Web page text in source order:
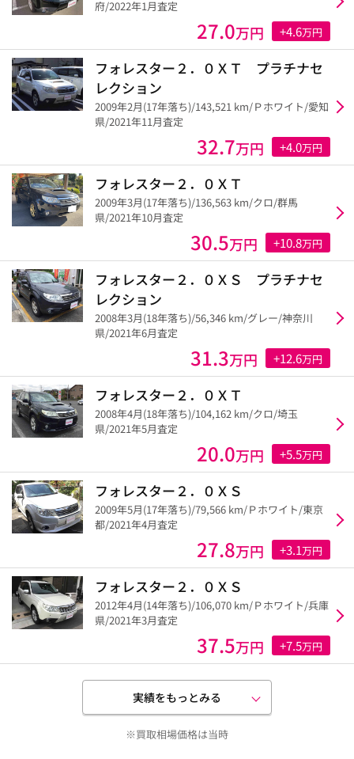
府/2022年1月査定
27.0万円 +4.6万円
フォレスター２．０ＸＴ プラチナセ
レクション
2009年2月(17年落ち)/143,521 km/Ｐホワイト/愛知
県/2021年11月査定
32.7万円 +4.0万円
フォレスター２．０ＸＴ
2009年3月(17年落ち)/136,563 km/クロ/群馬
県/2021年10月査定
30.5万円 +10.8万円
フォレスター２．０ＸＳ プラチナセ
レクション
2008年3月(18年落ち)/56,346 km/グレー/神奈川
県/2021年6月査定
31.3万円 +12.6万円
フォレスター２．０ＸＴ
2008年4月(18年落ち)/104,162 km/クロ/埼玉
県/2021年5月査定
20.0万円 +5.5万円
フォレスター２．０ＸＳ
2009年5月(17年落ち)/79,566 km/Ｐホワイト/東京
都/2021年4月査定
27.8万円 +3.1万円
フォレスター２．０ＸＳ
2012年4月(14年落ち)/106,070 km/Ｐホワイト/兵庫
県/2021年3月査定
37.5万円 +7.5万円
実績をもっとみる
※買取相場価格は当時